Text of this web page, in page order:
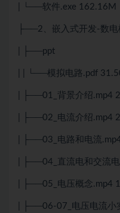
| └──软件.exe 162.16M
├──2、嵌入式开发-数电
| ├──ppt
| | └──模拟电路.pdf
| ├──01_背景介绍.mp4
| ├──02_电流介绍.mp4
| ├──03_电路和电流
| ├──04_直流电和交流
| ├──05_电压概念.mp4
| ├──06-07_电压电流小